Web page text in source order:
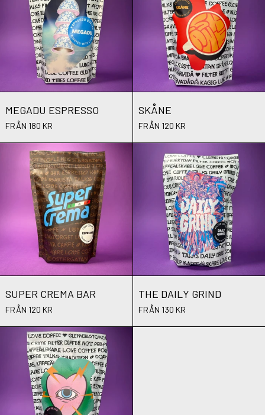
MEGADU ESPRESSO
FRÅN 180 KR
SKÅNE
FRÅN 120 KR
SUPER CREMA BAR
SUPER CREMA BAR
FRÅN 120 KR
THE DAILY GRIND
FRÅN 130 KR
TRADITIONELL ESPRESSO